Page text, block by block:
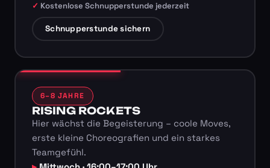
Kostenlose Schnupperstunde jederzeit
Schnupperstunde sichern
6–8 JAHRE
RISING ROCKETS
Hier wächst die Begeisterung – coole Moves,
erste kleine Choreografien und ein starkes
Teamgefühl.